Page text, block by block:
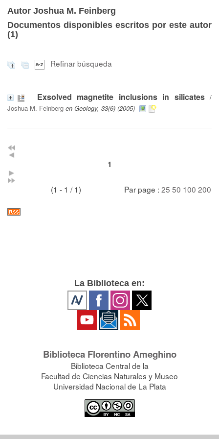
Autor Joshua M. Feinberg
Documentos disponibles escritos por este autor
(1)
Refinar búsqueda
Exsolved magnetite inclusions in silicates/
Joshua M. Feinberg en Geology, 33(6) (2005)
1
(1 - 1 / 1) Par page : 25 50 100 200
La Biblioteca en:
Biblioteca Florentino Ameghino
Biblioteca Central de la
Facultad de Ciencias Naturales y Museo
Universidad Nacional de La Plata